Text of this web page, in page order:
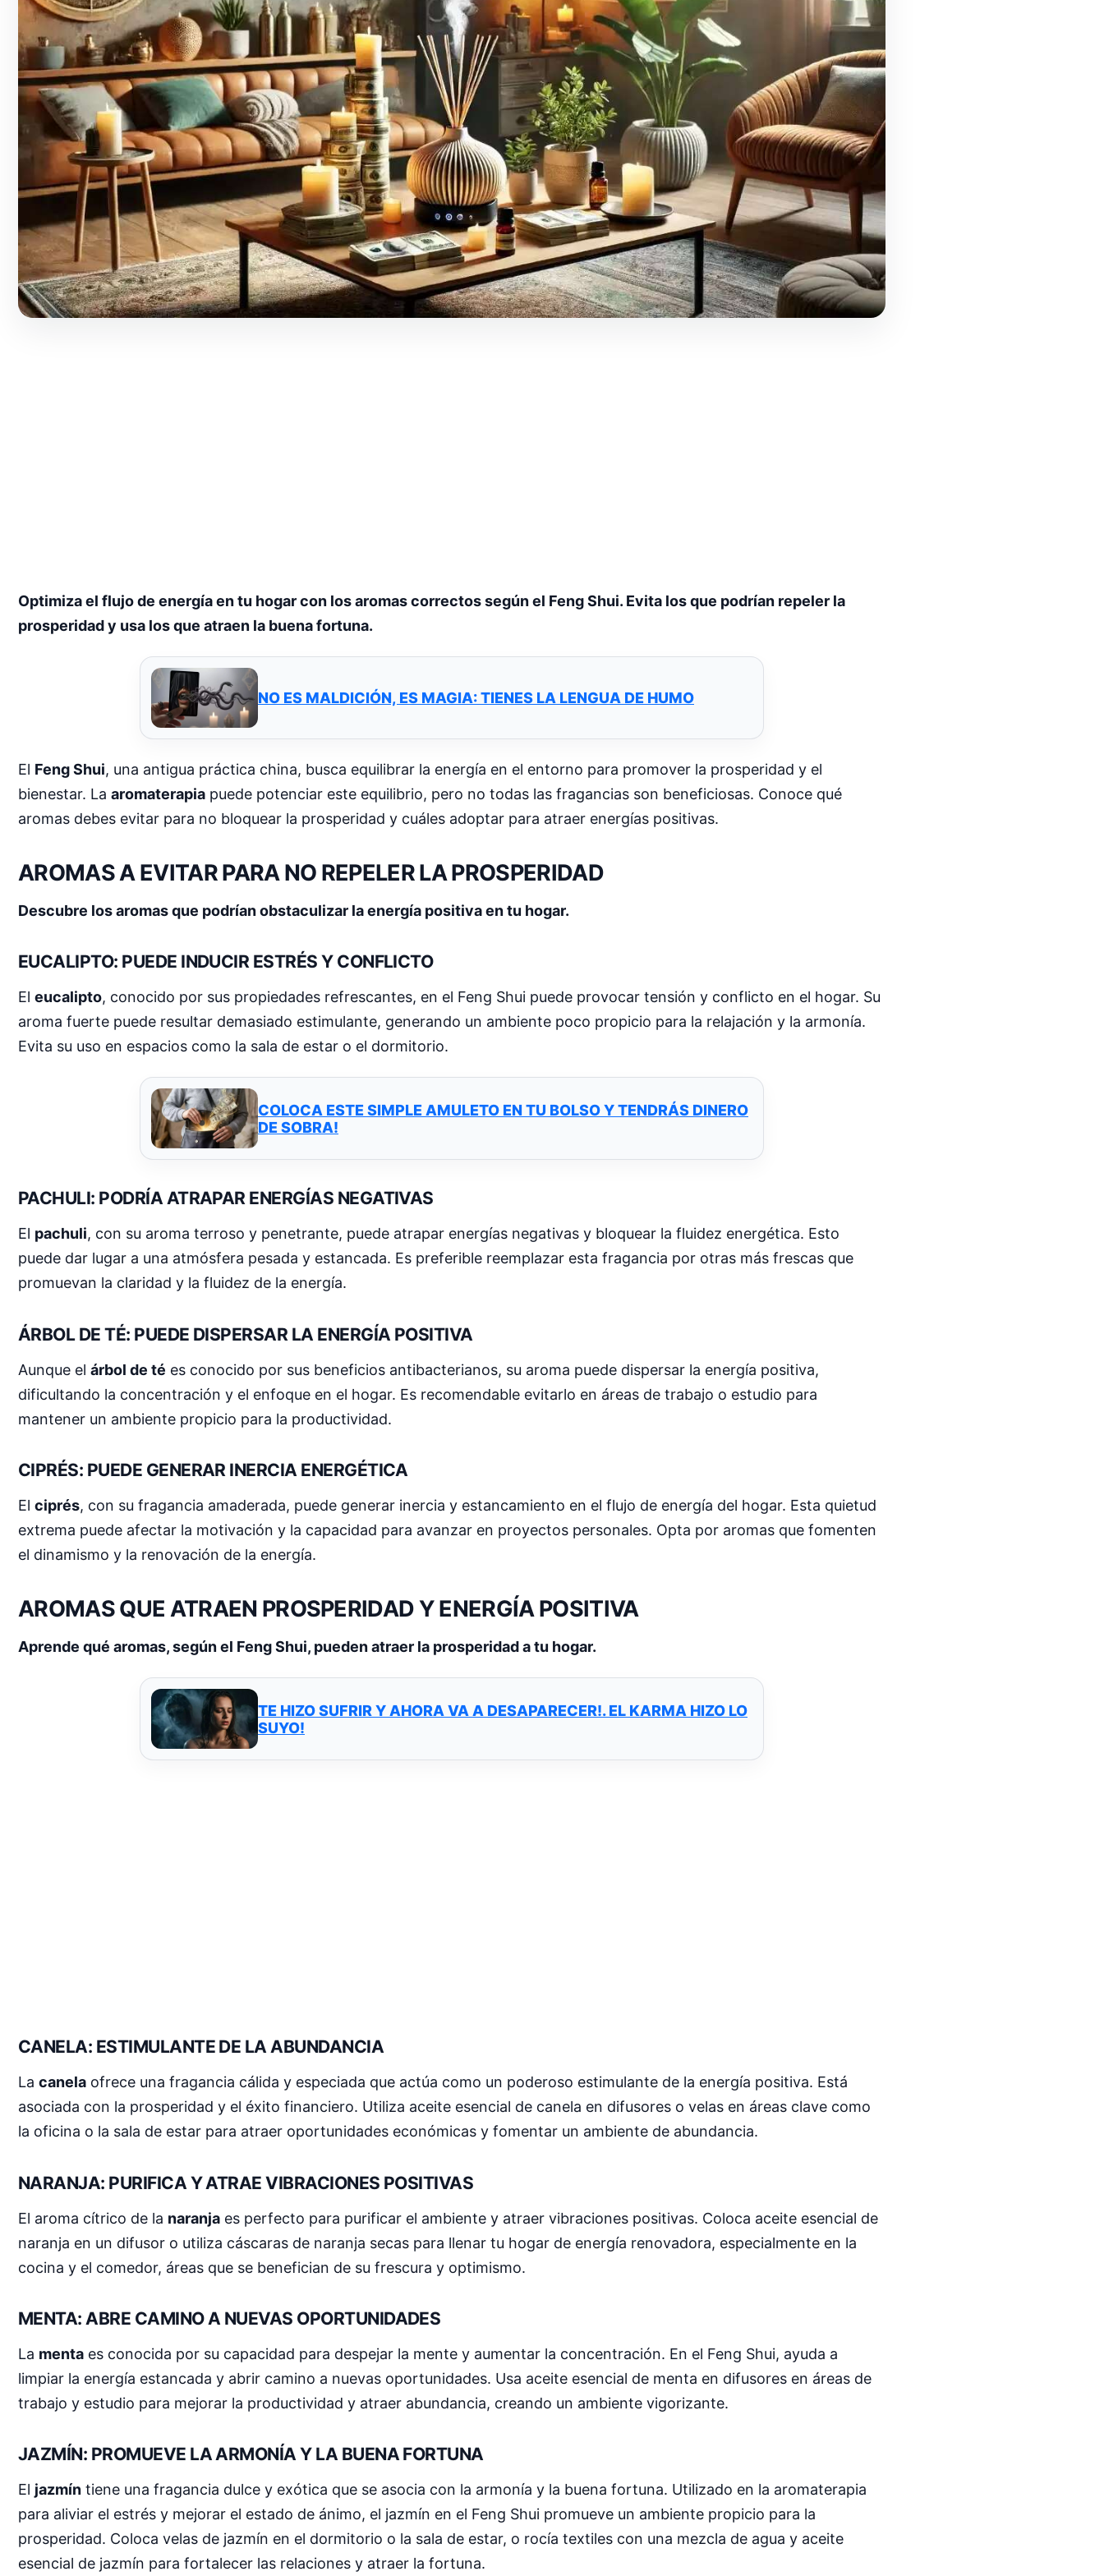
Optimiza el flujo de energía en tu hogar con los aromas correctos según el Feng Shui. Evita los que podrían repeler la
prosperidad y usa los que atraen la buena fortuna.
NO ES MALDICIÓN, ES MAGIA: TIENES LA LENGUA DE HUMO
El Feng Shui, una antigua práctica china, busca equilibrar la energía en el entorno para promover la prosperidad y el
bienestar. La aromaterapia puede potenciar este equilibrio, pero no todas las fragancias son beneficiosas. Conoce qué
aromas debes evitar para no bloquear la prosperidad y cuáles adoptar para atraer energías positivas.
AROMAS A EVITAR PARA NO REPELER LA PROSPERIDAD
Descubre los aromas que podrían obstaculizar la energía positiva en tu hogar.
EUCALIPTO: PUEDE INDUCIR ESTRÉS Y CONFLICTO
El eucalipto, conocido por sus propiedades refrescantes, en el Feng Shui puede provocar tensión y conflicto en el hogar. Su
aroma fuerte puede resultar demasiado estimulante, generando un ambiente poco propicio para la relajación y la armonía.
Evita su uso en espacios como la sala de estar o el dormitorio.
COLOCA ESTE SIMPLE AMULETO EN TU BOLSO Y TENDRÁS DINERO
DE SOBRA!
PACHULI: PODRÍA ATRAPAR ENERGÍAS NEGATIVAS
El pachuli, con su aroma terroso y penetrante, puede atrapar energías negativas y bloquear la fluidez energética. Esto
puede dar lugar a una atmósfera pesada y estancada. Es preferible reemplazar esta fragancia por otras más frescas que
promuevan la claridad y la fluidez de la energía.
ÁRBOL DE TÉ: PUEDE DISPERSAR LA ENERGÍA POSITIVA
Aunque el árbol de té es conocido por sus beneficios antibacterianos, su aroma puede dispersar la energía positiva,
dificultando la concentración y el enfoque en el hogar. Es recomendable evitarlo en áreas de trabajo o estudio para
mantener un ambiente propicio para la productividad.
CIPRÉS: PUEDE GENERAR INERCIA ENERGÉTICA
El ciprés, con su fragancia amaderada, puede generar inercia y estancamiento en el flujo de energía del hogar. Esta quietud
extrema puede afectar la motivación y la capacidad para avanzar en proyectos personales. Opta por aromas que fomenten
el dinamismo y la renovación de la energía.
AROMAS QUE ATRAEN PROSPERIDAD Y ENERGÍA POSITIVA
Aprende qué aromas, según el Feng Shui, pueden atraer la prosperidad a tu hogar.
TE HIZO SUFRIR Y AHORA VA A DESAPARECER!. EL KARMA HIZO LO
SUYO!
CANELA: ESTIMULANTE DE LA ABUNDANCIA
La canela ofrece una fragancia cálida y especiada que actúa como un poderoso estimulante de la energía positiva. Está
asociada con la prosperidad y el éxito financiero. Utiliza aceite esencial de canela en difusores o velas en áreas clave como
la oficina o la sala de estar para atraer oportunidades económicas y fomentar un ambiente de abundancia.
NARANJA: PURIFICA Y ATRAE VIBRACIONES POSITIVAS
El aroma cítrico de la naranja es perfecto para purificar el ambiente y atraer vibraciones positivas. Coloca aceite esencial de
naranja en un difusor o utiliza cáscaras de naranja secas para llenar tu hogar de energía renovadora, especialmente en la
cocina y el comedor, áreas que se benefician de su frescura y optimismo.
MENTA: ABRE CAMINO A NUEVAS OPORTUNIDADES
La menta es conocida por su capacidad para despejar la mente y aumentar la concentración. En el Feng Shui, ayuda a
limpiar la energía estancada y abrir camino a nuevas oportunidades. Usa aceite esencial de menta en difusores en áreas de
trabajo y estudio para mejorar la productividad y atraer abundancia, creando un ambiente vigorizante.
JAZMÍN: PROMUEVE LA ARMONÍA Y LA BUENA FORTUNA
El jazmín tiene una fragancia dulce y exótica que se asocia con la armonía y la buena fortuna. Utilizado en la aromaterapia
para aliviar el estrés y mejorar el estado de ánimo, el jazmín en el Feng Shui promueve un ambiente propicio para la
prosperidad. Coloca velas de jazmín en el dormitorio o la sala de estar, o rocía textiles con una mezcla de agua y aceite
esencial de jazmín para fortalecer las relaciones y atraer la fortuna.